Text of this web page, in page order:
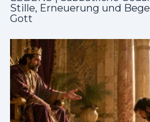
Stille, Erneuerung und
Gott